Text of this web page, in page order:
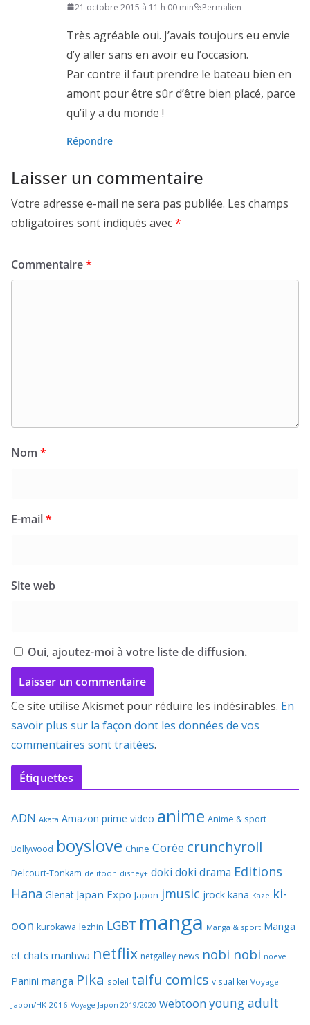
21 octobre 2015 à 11 h 00 min Permalien
Très agréable oui. J’avais toujours eu envie
d’y aller sans en avoir eu l’occasion.
Par contre il faut prendre le bateau bien en
amont pour être sûr d’être bien placé, parce
qu’il y a du monde !
Répondre
Laisser un commentaire
Votre adresse e-mail ne sera pas publiée. Les champs
obligatoires sont indiqués avec*
Commentaire*
Nom *
E-mail*
Site web
Oui, ajoutez-moi à votre liste de diffusion.
Ce site utilise Akismet pour réduire les indésirables. En
savoir plus sur la façon dont les données de vos
commentaires sont traitées.
Étiquettes
ADN Akata Amazon prime video anime Anime & sport
Bollywood boyslove Chine Corée crunchyroll
Delcourt-Tonkam delitoon disney+ doki doki drama Editions
Hana Glenat Japan Expo Japon jmusic jrock kana Kaze ki-
oon kurokawa lezhin LGBT manga Manga & sport Manga
et chats manhwa netflix netgalley news nobi nobi noeve
Panini manga Pika soleil taifu comics visual kei Voyage
Japon/HK 2016 Voyage Japon 2019/2020 webtoon young adult